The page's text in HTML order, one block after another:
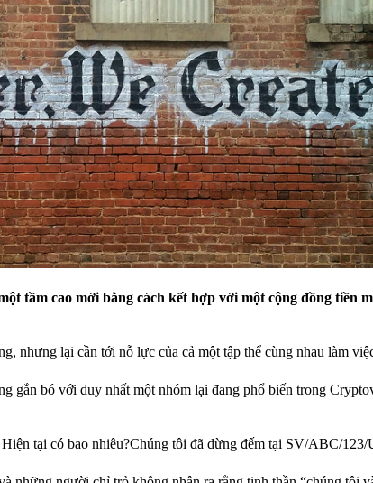
tầm cao mới bằng cách kết hợp với một cộng đồng tiền
nhưng lại cần tới nỗ lực của cả một tập thể cùng nhau làm
gắn bó với duy nhất một nhóm lại đang phổ biến trong
tại có bao nhiêu?Chúng tôi đã dừng đếm tại SV/ABC/